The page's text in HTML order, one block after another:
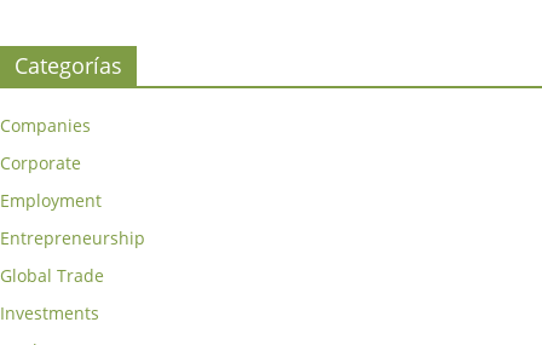
Categorías
Companies
Corporate
Employment
Entrepreneurship
Global Trade
Investments